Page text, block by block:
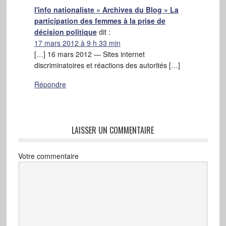
l'info nationaliste » Archives du Blog » La
participation des femmes à la prise de
décision politique dit :
17 mars 2012 à 9 h 33 min
[…] 16 mars 2012 — Sites internet
discriminatoires et réactions des autorités […]
Répondre
LAISSER UN COMMENTAIRE
Votre commentaire